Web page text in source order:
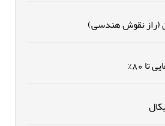
(راز نقوش هندسی)
80%